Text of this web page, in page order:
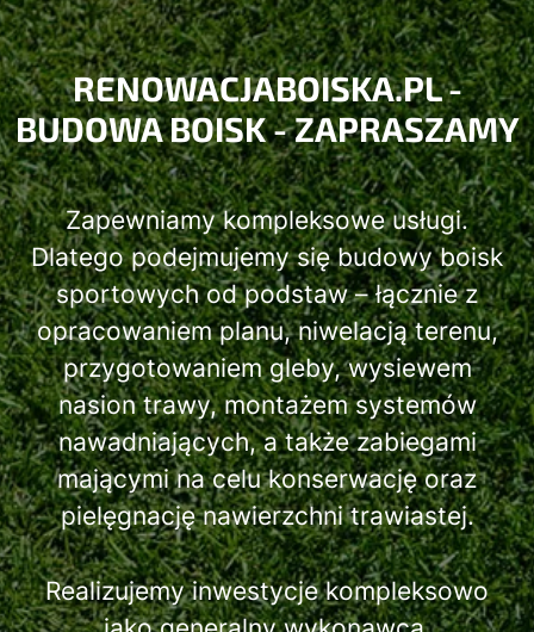
RENOWACJABOISKA.PL -
BUDOWA BOISK - ZAPRASZAMY
Zapewniamy kompleksowe usługi.
Dlatego podejmujemy się budowy boisk
sportowych od podstaw – łącznie z
opracowaniem planu, niwelacją terenu,
przygotowaniem gleby, wysiewem
nasion trawy, montażem systemów
nawadniających, a także zabiegami
mającymi na celu konserwację oraz
pielęgnację nawierzchni trawiastej.
Realizujemy inwestycje kompleksowo